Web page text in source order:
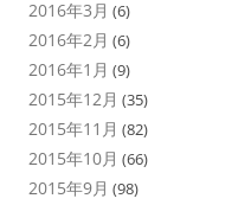
2016年3月 (6)
2016年2月 (6)
2016年1月 (9)
2015年12月 (35)
2015年11月 (82)
2015年10月 (66)
2015年9月 (98)